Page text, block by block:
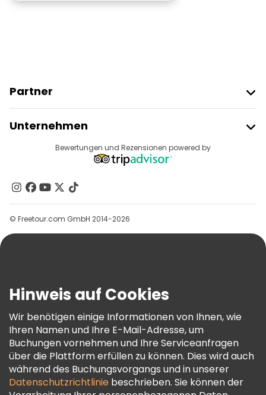
Partner
Anbieter-Anmeldung
Affiliate-Programm
Unternehmen
Reiseziele
Kontakt
Gruppen
Hilfe
AGB Und Rechtliches
Cookie-Richtlinie
Freetour Auszeichnungen
Treueprogramm
Bewertungen und Rezensionen powered by
© Freetour.com GmbH 2014-2026
Hinweis auf Cookies
Wir benötigen einige Informationen von Ihnen, wie
Ihren Namen und Ihre E-Mail-Adresse, um
Buchungen vornehmen und Ihre Serviceanfragen
über die Plattform erfüllen zu können. Dies wird auch
während des Buchungsvorgangs und in unserer
Datenschutzrichtlinie beschrieben. Sie können der